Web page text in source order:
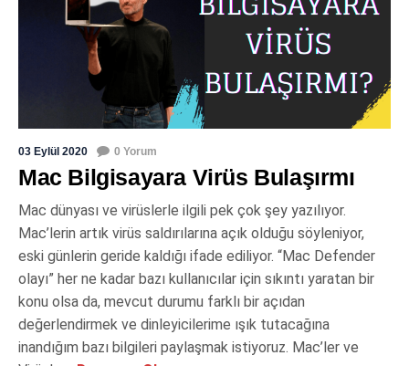
03 Eylül 2020 0 Yorum
Mac Bilgisayara Virüs Bulaşırmı
Mac dünyası ve virüslerle ilgili pek çok şey yazılıyor.
Mac’lerin artık virüs saldırılarına açık olduğu söyleniyor,
eski günlerin geride kaldığı ifade ediliyor. “Mac Defender
olayı” her ne kadar bazı kullanıcılar için sıkıntı yaratan bir
konu olsa da, mevcut durumu farklı bir açıdan
değerlendirmek ve dinleyicilerime ışık tutacağına
inandığım bazı bilgileri paylaşmak istiyoruz. Mac’ler ve